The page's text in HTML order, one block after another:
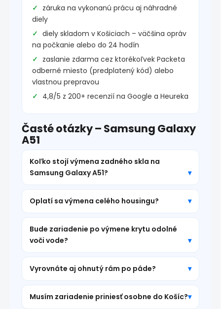
záruka na vykonanú prácu aj náhradné
diely
diely skladom v Košiciach – väčšina opráv
na počkanie alebo do 24 hodín
zaslanie zdarma cez ktorékoľvek Packeta
odberné miesto (predplatený kód) alebo
vlastnou prepravou
4,8/5 z 200+ recenzií na Google a Heureka
Časté otázky – Samsung Galaxy
A51
Koľko stojí výmena zadného skla na
Samsung Galaxy A51?
Oplatí sa výmena celého housingu?
Bude zariadenie po výmene krytu odolné
voči vode?
Vyrovnáte aj ohnutý rám po páde?
Musím zariadenie priniesť osobne do Košíc?